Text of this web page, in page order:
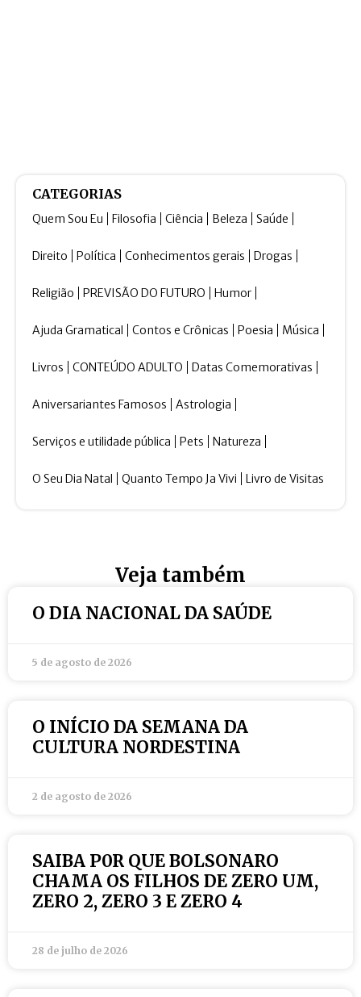
CATEGORIAS
Quem Sou Eu Filosofia Ciência Beleza Saúde
Direito Política Conhecimentos gerais Drogas
Religião PREVISÃO DO FUTURO Humor
Ajuda Gramatical Contos e Crônicas Poesia Música
Livros CONTEÚDO ADULTO Datas Comemorativas
Aniversariantes Famosos Astrologia
Serviços e utilidade pública Pets Natureza
O Seu Dia Natal Quanto Tempo Ja Vivi Livro de Visitas
Veja também
O DIA NACIONAL DA SAÚDE
5 de agosto de 2026
O INÍCIO DA SEMANA DA
CULTURA NORDESTINA
2 de agosto de 2026
SAIBA P0R QUE BOLSONARO
CHAMA OS FILHOS DE ZERO UM,
ZERO 2, ZERO 3 E ZERO 4
28 de julho de 2026